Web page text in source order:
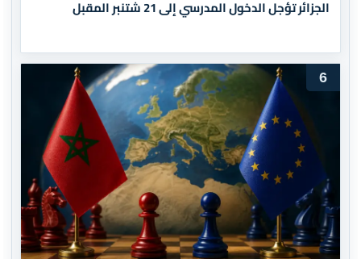
الجزائر تؤجل الدخول المدرسي إلى 21 شتنبر المقبل
6